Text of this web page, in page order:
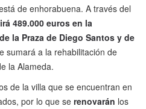
de enhorabuena. A través del
489.000 euros en la
la Praza de Diego Santos y de
sumará a la rehabilitación de
la Alameda.
de la villa que se encuentran en
por lo que se renovarán los